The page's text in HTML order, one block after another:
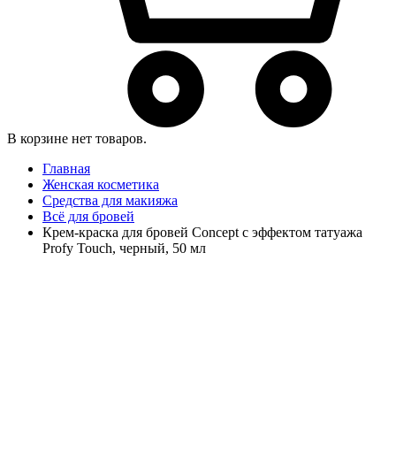
В корзине нет товаров.
Главная
Женская косметика
Средства для макияжа
Всё для бровей
Крем-краска для бровей Concept с эффектом татуажа
Profy Touch, черный, 50 мл